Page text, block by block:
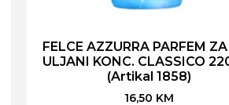
FELCE AZZURRA PARFEM
ULJANI KONC. CLASSICO
(Artikal 1858)
16,50 KM